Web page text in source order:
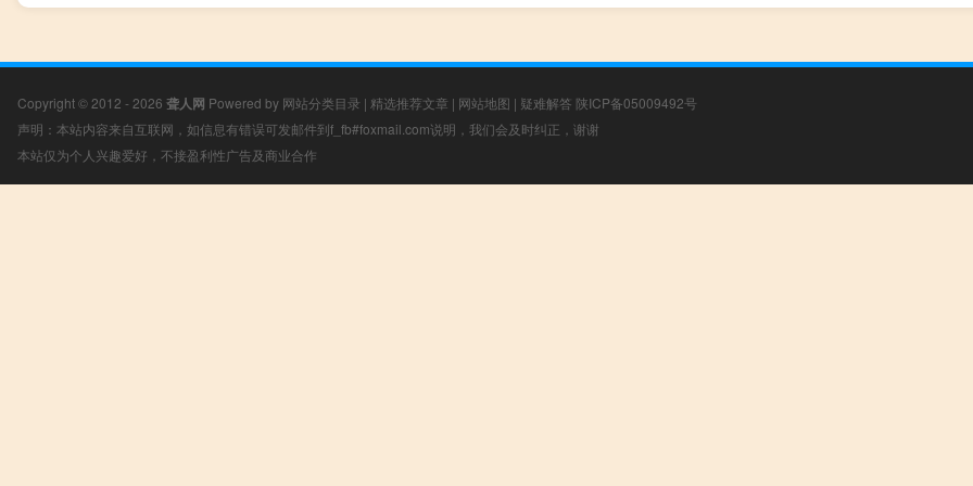
Copyright © 2012 - 2026 聋人网 Powered by 网站分类目录 | 精选推荐文章 | 网站地图 | 疑难解答 陕ICP备05009492号
声明：本站内容来自互联网，如信息有错误可发邮件到f_fb#foxmail.com说明，我们会及时纠正，谢谢
本站仅为个人兴趣爱好，不接盈利性广告及商业合作